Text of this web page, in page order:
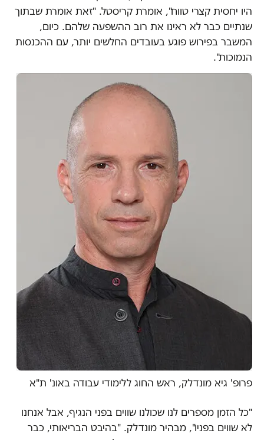
היו יחסית קצרי טווח", אומרת קריסטל. "זאת אומרת שבתוך
שנתיים כבר לא ראינו את רוב ההשפעה שלהם. כיום,
המשבר בפירוש פוגע בעובדים החלשים יותר, עם ההכנסות
הנמוכות".
פרופ' גיא מונדלק, ראש החוג ללימודי עבודה באונ' ת"א
"כל הזמן מספרים לנו שכולנו שווים בפני הנגיף, אבל אנחנו
לא שווים בפניו", מבהיר מונדלק. "בהיבט הבריאותי, כבר